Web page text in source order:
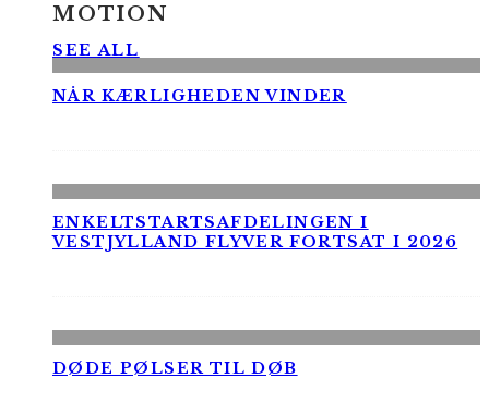
MOTION
SEE ALL
NÅR KÆRLIGHEDEN VINDER
ENKELTSTARTSAFDELINGEN I
VESTJYLLAND FLYVER FORTSAT I 2026
DØDE PØLSER TIL DØB